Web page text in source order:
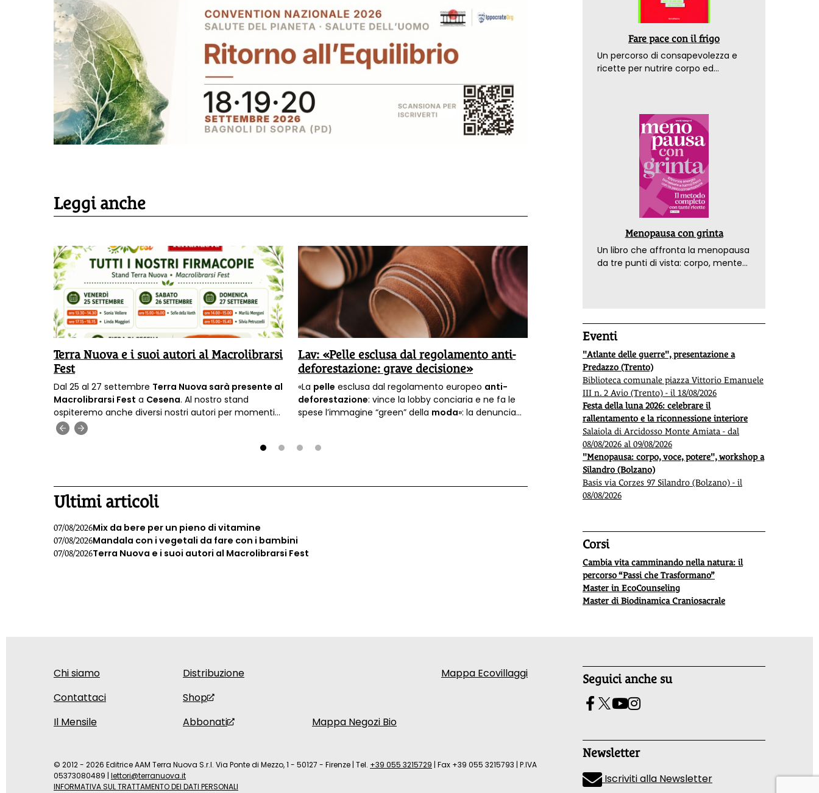
Leggi anche
Terra Nuova e i suoi autori al Macrolibrarsi
Fest
Dal 25 al 27 settembre Terra Nuova sarà presente al
Macrolibrarsi Fest a Cesena. Al nostro stand
ospiteremo anche diversi nostri autori per momenti
firmacopie
Lav: «Pelle esclusa dal regolamento anti-
deforestazione: grave decisione»
«La pelle esclusa dal regolamento europeo anti-
deforestazione: vince la lobby conciaria e ne fa le
spese l’immagine “green” della moda»: la denuncia
Economia sociale, in 19 Stati Ue fatturato
di oltre 900 miliardi
Nei 19 Stati membri per cui il dato è disponibile, il
fatturato della economia sociale supera i 912 miliardi
di euro, non lontano per esempio dall’intero
comparto automotive, senza contare che si tratta
dell’infrastruttura invisibile che regge la qualità della
vita in Italia e in Europa, dagli asili nido, all’assistenza
agli anziani e alle persone non autosufficienti, dalla
protezione dell’ambiente,
Ultimi articoli
07/08/2026Mix da bere per un pieno di vitamine
07/08/2026Mandala con i vegetali da fare con i bambini
07/08/2026Terra Nuova e i suoi autori al Macrolibrarsi Fest
Fare pace con il frigo
Un percorso di consapevolezza e
ricette per nutrire corpo ed
Menopausa con grinta
Un libro che affronta la menopausa
da tre punti di vista: corpo, mente
Eventi
"Atlante delle guerre", presentazione a
Predazzo (Trento)
Biblioteca comunale piazza Vittorio Emanuele
III n. 2 Avio (Trento) - il 18/08/2026
Festa della luna 2026: celebrare il
rallentamento e la riconnessione interiore
Salaiola di Arcidosso Monte Amiata - dal
08/08/2026 al 09/08/2026
"Menopausa: corpo, voce, potere", workshop a
Silandro (Bolzano)
Basis via Corzes 97 Silandro (Bolzano) - il
08/08/2026
Corsi
Cambia vita camminando nella natura: il
percorso “Passi che Trasformano”
Master in EcoCounseling
Master di Biodinamica Craniosacrale
Chi siamo
Contattaci
Il Mensile
Distribuzione
Shop
Abbonati
Mappa Negozi Bio
Mappa Ecovillaggi Seguici anche su
Newsletter
Iscriviti alla Newsletter
© 2012 - 2026 Editrice AAM Terra Nuova S.r.l. Via Ponte di Mezzo, 1 - 50127 - Firenze | Tel. +39 055 3215729 | Fax +39 055 3215793 | P.IVA
05373080489 | lettori@terranuova.it
INFORMATIVA SUL TRATTAMENTO DEI DATI PERSONALI